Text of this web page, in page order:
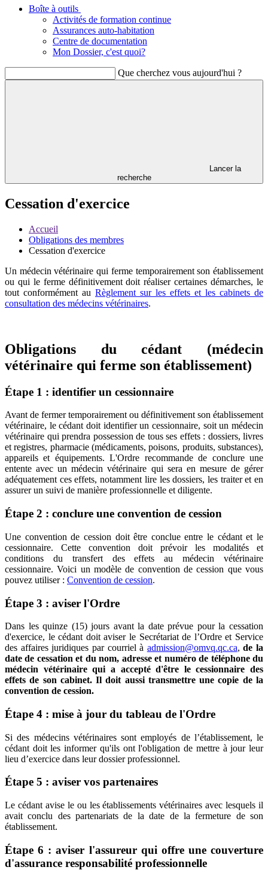
Boîte à outils
Activités de formation continue
Assurances auto-habitation
Centre de documentation
Mon Dossier, c'est quoi?
Que cherchez vous aujourd'hui ?
Lancer la
recherche
Cessation d'exercice
Accueil
Obligations des membres
Cessation d'exercice
Un médecin vétérinaire qui ferme temporairement son établissement
ou qui le ferme définitivement doit réaliser certaines démarches, le
tout conformément au Règlement sur les effets et les cabinets de
consultation des médecins vétérinaires.
Obligations du cédant (médecin
vétérinaire qui ferme son établissement)
Étape 1 : identifier un cessionnaire
Avant de fermer temporairement ou définitivement son établissement
vétérinaire, le cédant doit identifier un cessionnaire, soit un médecin
vétérinaire qui prendra possession de tous ses effets : dossiers, livres
et registres, pharmacie (médicaments, poisons, produits, substances),
appareils et équipements. L'Ordre recommande de conclure une
entente avec un médecin vétérinaire qui sera en mesure de gérer
adéquatement ces effets, notamment lire les dossiers, les traiter et en
assurer un suivi de manière professionnelle et diligente.
Étape 2 : conclure une convention de cession
Une convention de cession doit être conclue entre le cédant et le
cessionnaire. Cette convention doit prévoir les modalités et
conditions du transfert des effets au médecin vétérinaire
cessionnaire. Voici un modèle de convention de cession que vous
pouvez utiliser : Convention de cession.
Étape 3 : aviser l'Ordre
Dans les quinze (15) jours avant la date prévue pour la cessation
d'exercice, le cédant doit aviser le Secrétariat de l’Ordre et Service
des affaires juridiques par courriel à admission@omvq.qc.ca,de la
date de cessation et du nom, adresse et numéro de téléphone du
médecin vétérinaire qui a accepté d'être le cessionnaire des
effets de son cabinet. Il doit aussi transmettre une copie de la
convention de cession.
Étape 4 : mise à jour du tableau de l'Ordre
Si des médecins vétérinaires sont employés de l’établissement, le
cédant doit les informer qu'ils ont l'obligation de mettre à jour leur
lieu d’exercice dans leur dossier professionnel.
Étape 5 : aviser vos partenaires
Le cédant avise le ou les établissements vétérinaires avec lesquels il
avait conclu des partenariats de la date de la fermeture de son
établissement.
Étape 6 : aviser l'assureur qui offre une couverture
d'assurance responsabilité professionnelle